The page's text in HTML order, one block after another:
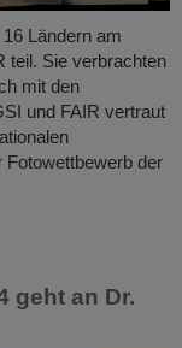
Ländern am
teil. Sie verbrachten
mit den
und FAIR vertraut
Fotowettbewerb der
geht an Dr.